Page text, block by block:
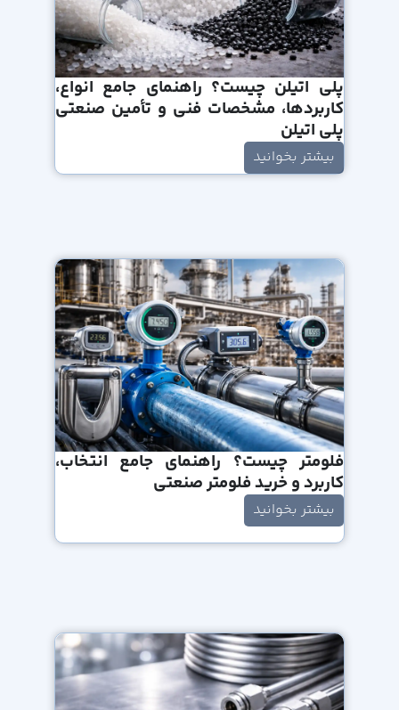
پلی اتیلن چیست؟ راهنمای جامع انواع،
کاربردها، مشخصات فنی و تأمین صنعتی
پلی اتیلن
بیشتر بخوانید
فلومتر چیست؟ راهنمای جامع انتخاب،
کاربرد و خرید فلومتر صنعتی
بیشتر بخوانید